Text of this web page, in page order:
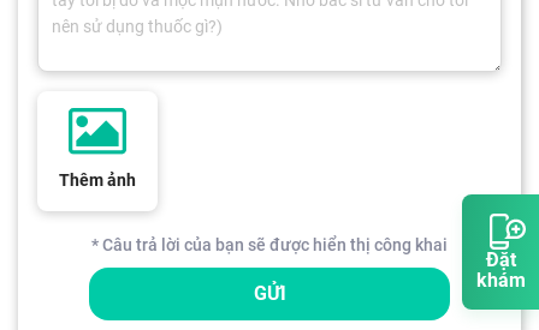
Đặt
khám
Thêm ảnh
* Câu trả lời của bạn sẽ được hiển thị công khai
GỬI